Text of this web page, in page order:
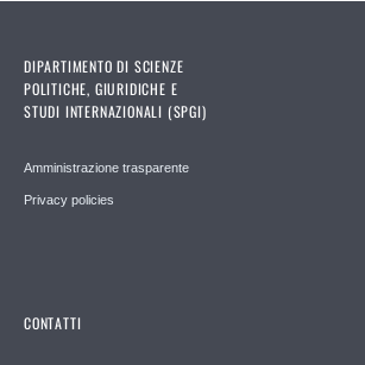
DIPARTIMENTO DI SCIENZE
POLITICHE, GIURIDICHE E
STUDI INTERNAZIONALI (SPGI)
Amministrazione trasparente
Privacy policies
CONTATTI